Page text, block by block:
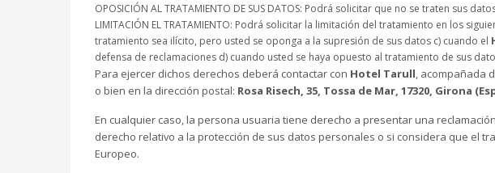
OPOSICIÓN AL TRATAMIENTO DE SUS DATOS: Podrá solicitar que no se traten sus
LIMITACIÓN EL TRATAMIENTO: Podrá solicitar la limitación del tratamiento en los
tratamiento sea ilícito, pero usted se oponga a la supresión de sus datos c) cuando el
defensa de reclamaciones d) cuando usted se haya opuesto al tratamiento de sus
Para ejercer dichos derechos deberá contactar con Hotel Tarull, acompañada
o bien en la dirección postal: Rosa Risech, 35, Tossa de Mar, 17320, Girona
En cualquier caso, la persona usuaria tiene derecho a presentar una
derecho relativo a la protección de sus datos personales o si considera que el
Europeo.